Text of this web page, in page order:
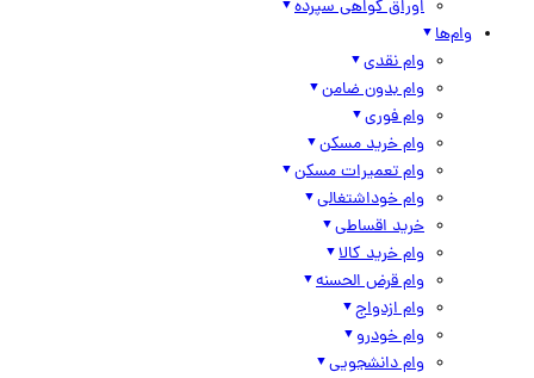
اوراق گواهی سپرده
وام‌ها
وام نقدی
وام بدون ضامن
وام فوری
وام خرید مسکن
وام تعمیرات مسکن
وام خوداشتغالی
خرید اقساطی
وام خرید کالا
وام قرض الحسنه
وام ازدواج
وام خودرو
وام دانشجویی